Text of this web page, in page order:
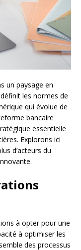
un paysage en
les normes de
qui évolue de
bancaire
essentielle
Explorons ici
d’acteurs du
à opter pour une
à optimiser les
des processus